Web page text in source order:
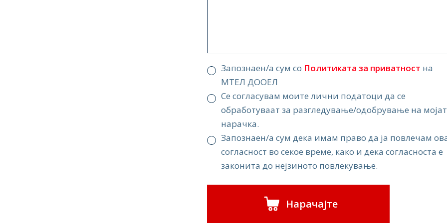
Запознаен/а сум со Политиката за приватност на
МТЕЛ ДООЕЛ
Се согласувам моите лични податоци да се
обработуваат за разгледување/одобрување на
нарачка.
Запознаен/а сум дека имам право да ја повлечам
согласност во секое време, како и дека согласноста е
законита до нејзиното повлекување.
Нарачајте